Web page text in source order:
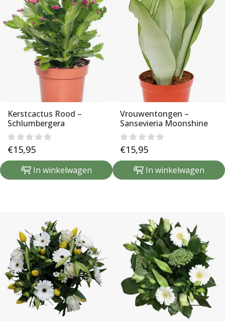
Kerstcactus Rood –
Schlumbergera
€15,95
In winkelwagen
Vrouwentongen –
Sansevieria Moonshine
€15,95
In winkelwagen